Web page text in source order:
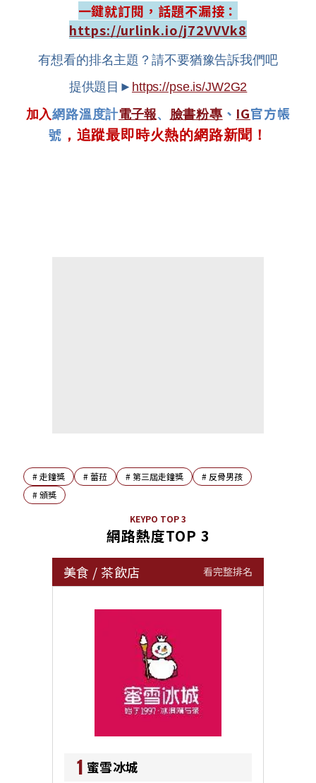
一鍵就訂閱，話題不漏接：
https://urlink.io/j72VVVk8
有想看的排名主題？請不要猶豫告訴我們吧
提供題目► https://pse.is/JW2G2
加入網路溫度計電子報、 臉書粉專 、 IG官方帳
號 ，追蹤最即時火熱的網路新聞！
#走鐘獎 #蕾菈 #第三屆走鐘獎 # 反骨男孩
#頒獎
KEYPO TOP 3
網路熱度TOP 3
美食 / 茶飲店 看完整排名
1 蜜雪冰城